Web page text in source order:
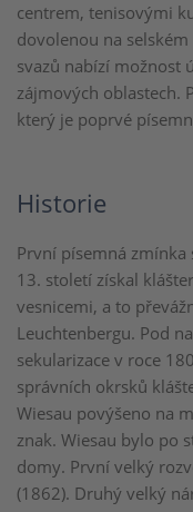
centrem, tenisovými
dovolenou na
svazů nabízí možnost
zájmových oblastech.
který je poprvé
Historie
První písemná zmínka
13. století získal
vesnicemi, a to
Leuchtenbergu. Pod
sekularizace v roce
správních okrsků
Wiesau povýšeno na
znak. Wiesau bylo po
domy. První velký
(1862). Druhý velký